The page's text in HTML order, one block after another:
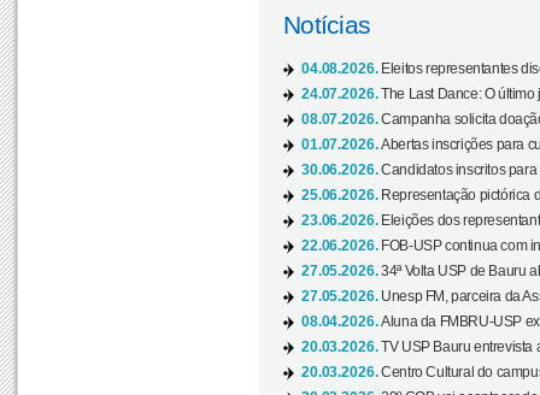
Notícias
04.08.2026. Eleitos representantes
24.07.2026.The Last Dance: O
08.07.2026.Campanha solicita
01.07.2026.Abertas inscrições para
30.06.2026.Candidatos inscritos
25.06.2026. Representação pictórica
23.06.2026. Eleições dos
22.06.2026. FOB-USP continua com
27.05.2026.34ª Volta USP de Bauru
27.05.2026. Unesp FM, parceira da
08.04.2026.Aluna da FMBRU-USP
20.03.2026.TV USP Bauru entrevista
20.03.2026.Centro Cultural do